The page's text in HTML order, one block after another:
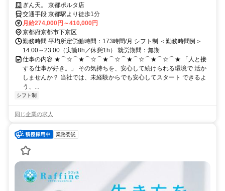
イム上場グループ✅未経験からキャリアアップ可能
ぎん天。 京都ポルタ店
交通手段 京都駅より徒歩1分
月給274,000円～410,000円
京都府京都市下京区
勤務時間 平均所定労働時間：173時間/月 シフト制 ＜勤務時間例＞
14:00～23:00（実働8h／休憩1h） 就労期間：無期
仕事の内容 ★⌒☆⌒★⌒☆⌒★⌒☆⌒★⌒☆⌒★⌒☆⌒★ 「人と接
する仕事が好き。」 その気持ちを、安心して続けられる環境で 活か
しませんか？ 当社では、未経験からでも安心してスタート できるよ
う、...
シフト制
同じ企業の求人
業務委託